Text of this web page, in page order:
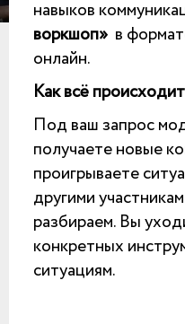
навыков
воркшоп» в
онлайн.
Как всё
Под ваш запрос
получаете новые
проигрываете
другими
разбираем. Вы
конкретных
ситуациям.